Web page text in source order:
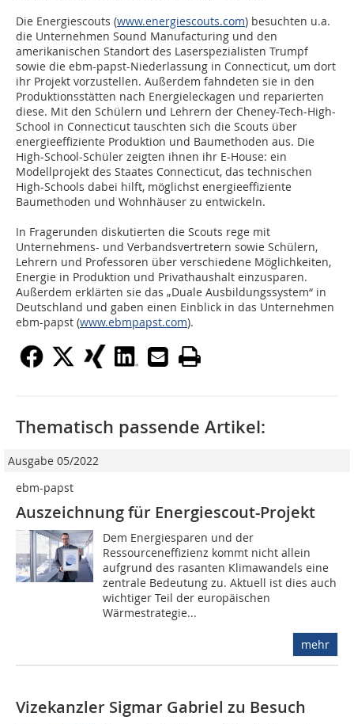
Die Energiescouts (www.energiescouts.com) besuchten u.a.
die Unternehmen Sound Manufacturing und den
amerikanischen Standort des Laserspezialisten Trumpf
sowie die ebm-papst-Niederlassung in Connecticut, um dort
ihr Projekt vorzustellen. Außerdem fahndeten sie in den
Produktionsstätten nach Energieleckagen und reparierten
diese. Mit den Schülern und Lehrern der Cheney-Tech-High-
School in Connecticut tauschten sich die Scouts über
energieeffiziente Produktion und Baumethoden aus. Die
High-School-Schüler zeigten ihnen ihr E-House: ein
Modellprojekt des Staates Connecticut, das technischen
High-Schools dabei hilft, möglichst energieeffiziente
Baumethoden und Wohnhäuser zu entwickeln.
In Fragerunden diskutierten die Scouts rege mit
Unternehmens- und Verbandsvertretern sowie Schülern,
Lehrern und Professoren über verschiedene Möglichkeiten,
Energie in Produktion und Privathaushalt einzusparen.
Außerdem erklärten sie das „Duale Ausbildungssystem“ in
Deutschland und gaben einen Einblick in das Unternehmen
ebm-papst (www.ebmpapst.com).
Thematisch passende Artikel:
Ausgabe 05/2022
ebm-papst
Auszeichnung für Energiescout-Projekt
Dem Energiesparen und der
Ressourceneffizienz kommt nicht allein
aufgrund des rasanten Klimawandels eine
zentrale Bedeutung zu. Aktuell ist dies auch
wichtiger Teil der europäischen
Wärmestrategie...
mehr
Vizekanzler Sigmar Gabriel zu Besuch